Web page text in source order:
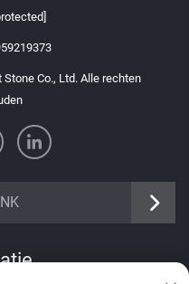
Co., Ltd. Alle rechten